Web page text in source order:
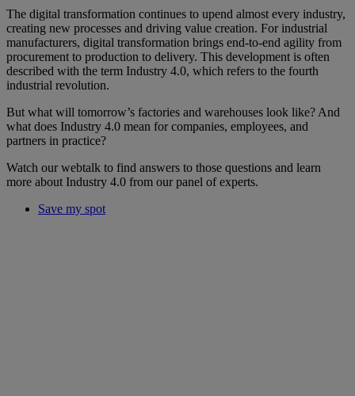
The digital transformation continues to upend almost every industry,
creating new processes and driving value creation. For industrial
manufacturers, digital transformation brings end-to-end agility from
procurement to production to delivery. This development is often
described with the term Industry 4.0, which refers to the fourth
industrial revolution.
But what will tomorrow’s factories and warehouses look like? And
what does Industry 4.0 mean for companies, employees, and
partners in practice?
Watch our webtalk to find answers to those questions and learn
more about Industry 4.0 from our panel of experts.
Save my spot